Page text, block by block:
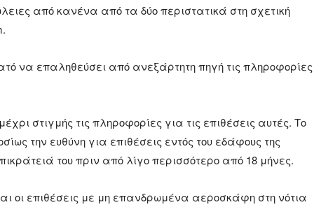
από κανένα από τα δύο περιστατικά στη σχετική
να επαληθεύσει από ανεξάρτητη πηγή τις πληροφορίες
στιγμής τις πληροφορίες για τις επιθέσεις αυτές. Το
την ευθύνη για επιθέσεις εντός του εδάφους της
του πριν από λίγο περισσότερο από 18 μήνες.
οι επιθέσεις με μη επανδρωμένα αεροσκάφη στη νότια